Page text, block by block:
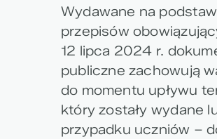
Wydawane na
przepisów
12 lipca 2024 r.
publiczne zachowują
do momentu upływu
który zostały wydane
przypadku uczniów –